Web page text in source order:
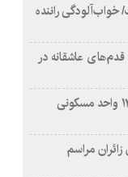
برجا گذاشت/ خواب‌آلودگی راننده
قدم‌های عاشقانه در
بازآفرینی محله همت‌آباد اصفهان با احداث ۱۳۰ واحد مسکونی
زائران مراسم